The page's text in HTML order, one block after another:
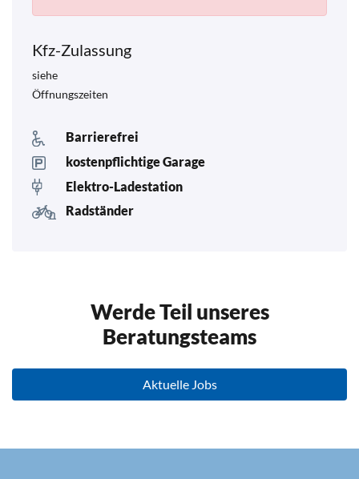
Kfz-Zulassung
siehe
Öffnungszeiten
Barrierefrei
kostenpflichtige Garage
Elektro-Ladestation
Radständer
Werde Teil unseres
Beratungsteams
Aktuelle Jobs